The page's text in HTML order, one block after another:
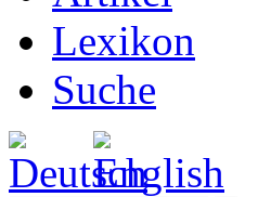
Lexikon
Suche